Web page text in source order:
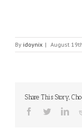
By idoynix | August
Share This Story,
Facebook
Twitter